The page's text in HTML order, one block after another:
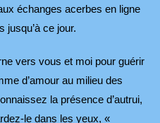
échanges acerbes en ligne
jusqu’à ce jour.
vers vous et moi pour guérir
d’amour au milieu des
la présence d’autrui,
le dans les yeux, «